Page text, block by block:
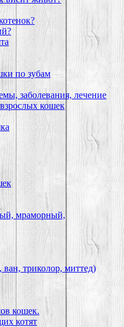
по зубам
заболевания, лечение
кошек
мраморный,
триколор, миттед)
кошек.
котят